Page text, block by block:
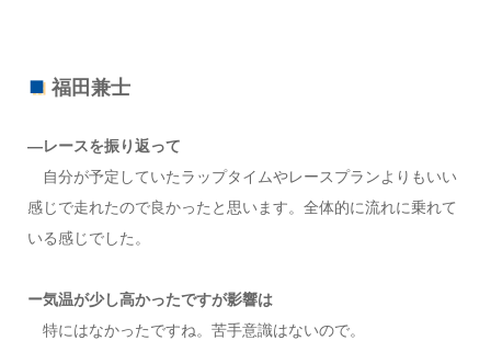
福田兼士
―レースを振り返って
自分が予定していたラップタイムやレースプランよりもいい
感じで走れたので良かったと思います。全体的に流れに乗れて
いる感じでした。
ー気温が少し高かったですが影響は
特にはなかったですね。苦手意識はないので。